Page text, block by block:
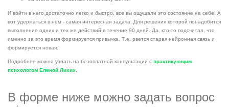
И войти в него достаточно легко и быстро, все вы ощущали это состояние на себе! А
вот удержаться в нем - самая интересная задача. Для решения которой понадобится
выполнение одних и тех же действий в течение 90 дней. Да, кто-то подсчитал, что
именно за это время формируется привычка. Т.е. рвется старая нейронная связь и
формируется новая.
Подробнее можно узнать на безоплатной консультации с практикующим
психологом Еленой Лихих.
В форме ниже можно задать вопрос